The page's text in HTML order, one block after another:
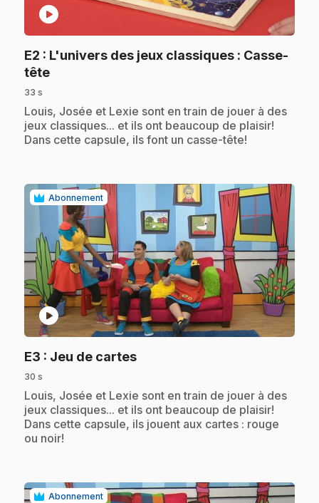
play_circle
E2 : L'univers des jeux classiques : Casse-
tête.
33 s
.Louis, Josée et Lexie sont en train de jouer à des
jeux classiques... et ils ont beaucoup de plaisir!
Dans cette capsule, ils font un casse-tête!
Abonnement
play_circle
E3 : Jeu de cartes.
30 s
.Louis, Josée et Lexie sont en train de jouer à des
jeux classiques... et ils ont beaucoup de plaisir!
Dans cette capsule, ils jouent aux cartes : rouge
ou noir!
Abonnement